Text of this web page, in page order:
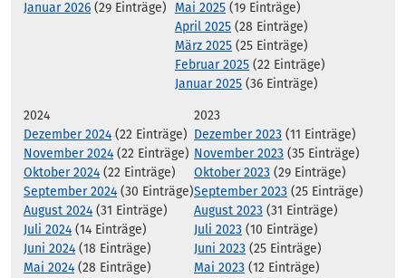
Januar 2026 (29 Einträge) Mai 2025 (19 Einträge)
April 2025 (28 Einträge)
März 2025 (25 Einträge)
Februar 2025 (22 Einträge)
Januar 2025 (36 Einträge)
2024
Dezember 2024 (22 Einträge)
November 2024 (22 Einträge)
Oktober 2024 (22 Einträge)
September 2024 (30 Einträge)
August 2024 (31 Einträge)
Juli 2024 (14 Einträge)
Juni 2024 (18 Einträge)
Mai 2024 (28 Einträge)
2023
Dezember 2023 (11 Einträge)
November 2023 (35 Einträge)
Oktober 2023 (29 Einträge)
September 2023 (25 Einträge)
August 2023 (31 Einträge)
Juli 2023 (10 Einträge)
Juni 2023 (25 Einträge)
Mai 2023 (12 Einträge)